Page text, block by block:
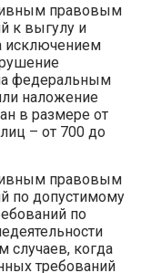
правовым
к выгулу и
исключением
федеральным
наложение
в размере от
– от 700 до
правовым
по допустимому
по
когда
требований